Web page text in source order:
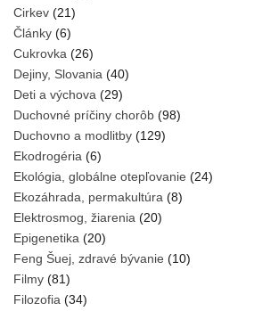
Cirkev (21)
Články (6)
Cukrovka (26)
Dejiny, Slovania (40)
Deti a výchova (29)
Duchovné príčiny chorôb (98)
Duchovno a modlitby (129)
Ekodrogéria (6)
Ekológia, globálne otepľovanie (24)
Ekozáhrada, permakultúra (8)
Elektrosmog, žiarenia (20)
Epigenetika (20)
Feng Šuej, zdravé bývanie (10)
Filmy (81)
Filozofia (34)